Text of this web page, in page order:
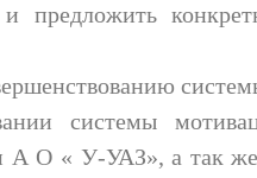
предложить
системы
А О « У-УАЗ», а так